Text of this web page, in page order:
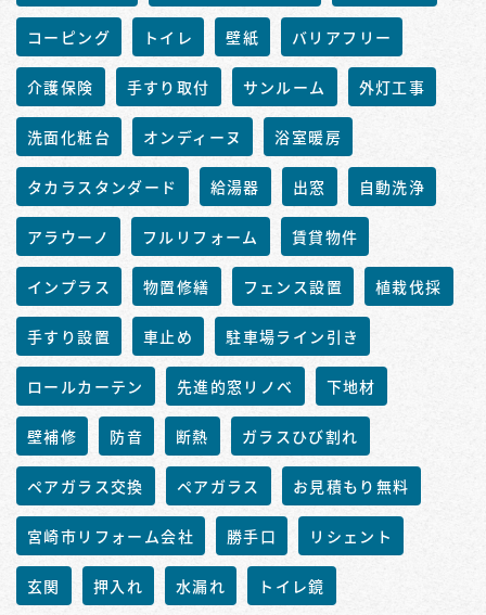
コーピング トイレ 壁紙 バリアフリー
介護保険 手すり取付 サンルーム 外灯工事
洗面化粧台 オンディーヌ 浴室暖房
タカラスタンダード 給湯器 出窓 自動洗浄
アラウーノ フルリフォーム 賃貸物件
インプラス 物置修繕 フェンス設置 植栽伐採
手すり設置 車止め 駐車場ライン引き
ロールカーテン 先進的窓リノベ 下地材
壁補修 防音 断熱 ガラスひび割れ
ペアガラス交換 ペアガラス お見積もり無料
宮崎市リフォーム会社 勝手口 リシェント
玄関 押入れ 水漏れ トイレ鏡